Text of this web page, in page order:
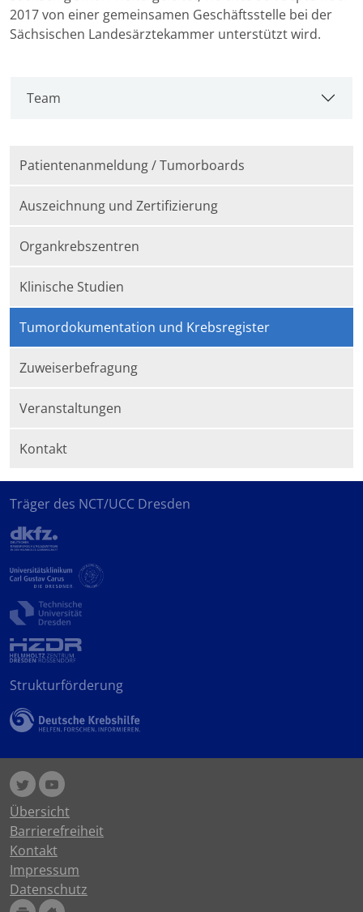
2017 von einer gemeinsamen Geschäftsstelle bei der
Sächsischen Landesärztekammer unterstützt wird.
Team
Patientenanmeldung / Tumorboards
Auszeichnung und Zertifizierung
Organkrebszentren
Klinische Studien
Tumordokumentation und Krebsregister
Zuweiserbefragung
Veranstaltungen
Kontakt
Träger des NCT/UCC Dresden
Strukturförderung
Übersicht
Barrierefreiheit
Kontakt
Impressum
Datenschutz